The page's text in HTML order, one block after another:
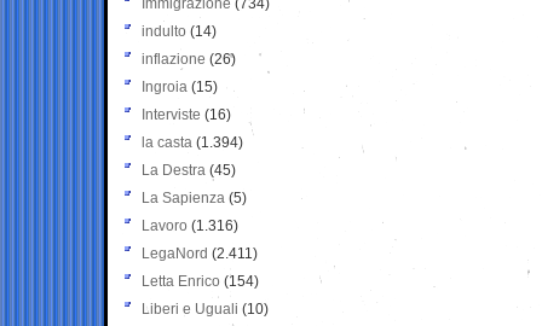
Immigrazione (734)
indulto (14)
inflazione (26)
Ingroia (15)
Interviste (16)
la casta (1.394)
La Destra (45)
La Sapienza (5)
Lavoro (1.316)
LegaNord (2.411)
Letta Enrico (154)
Liberi e Uguali (10)